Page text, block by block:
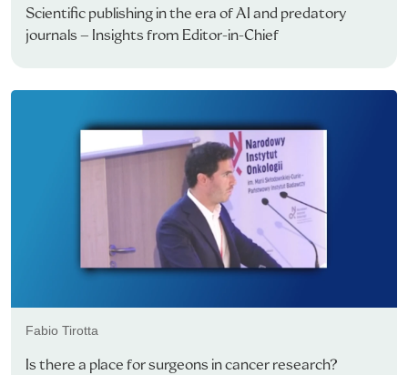
Scientific publishing in the era of AI and predatory
journals – Insights from Editor-in-Chief
Fabio Tirotta
Is there a place for surgeons in cancer research?